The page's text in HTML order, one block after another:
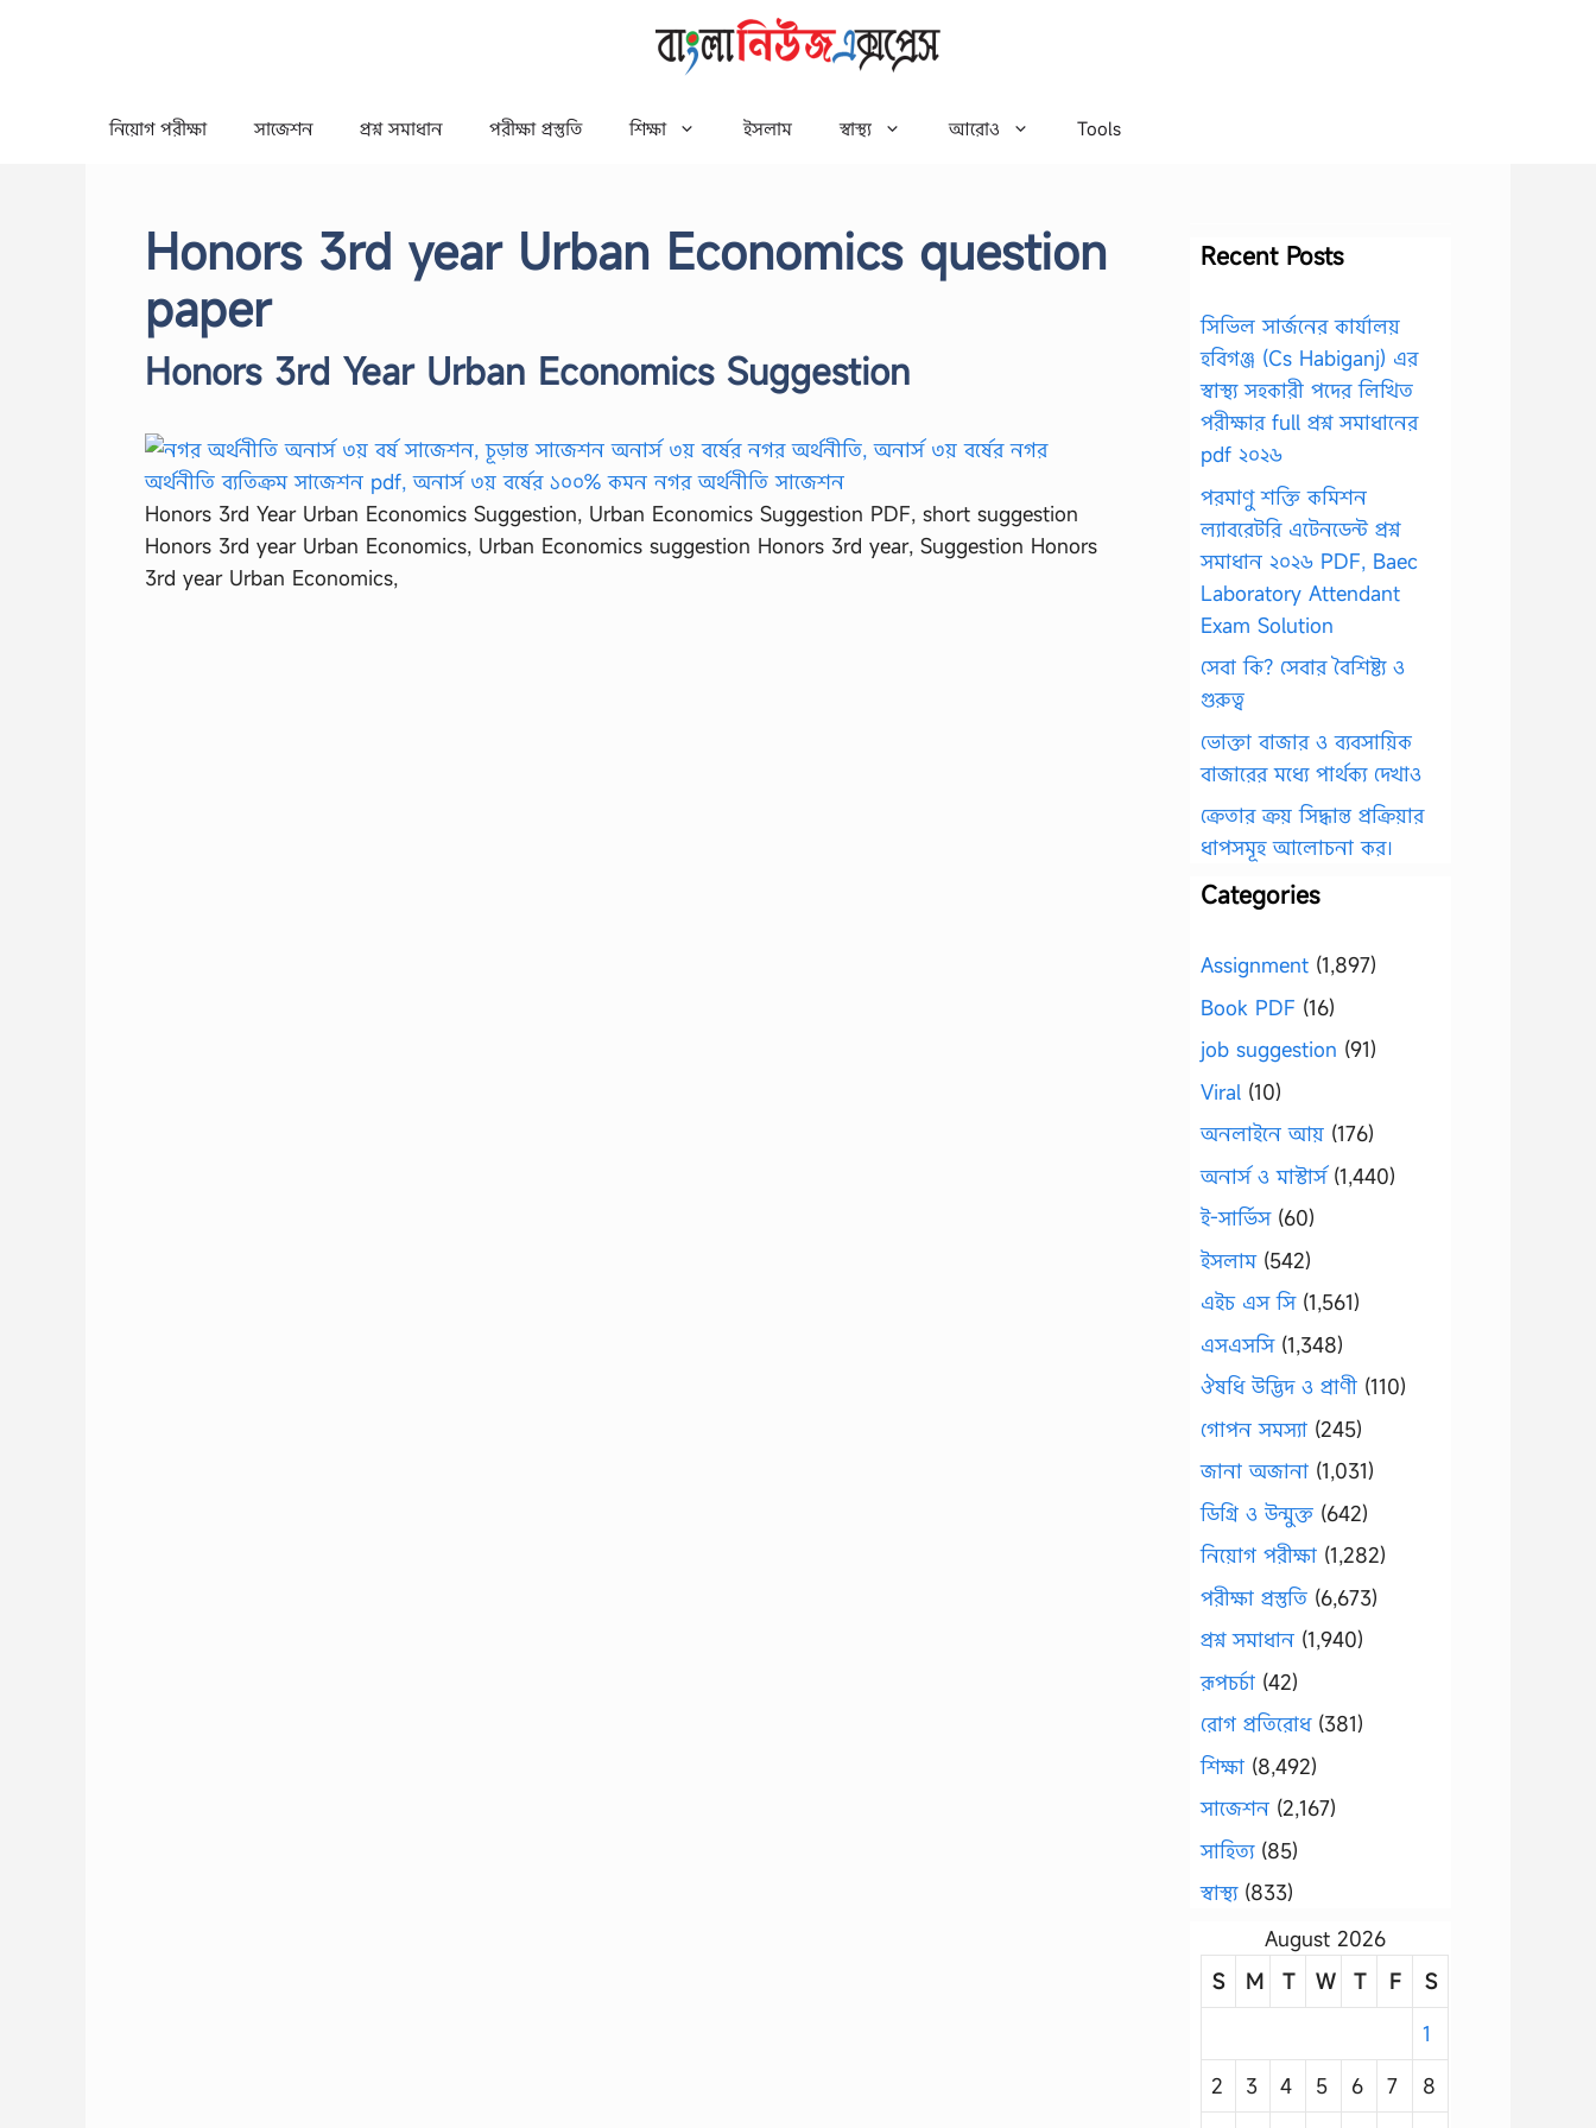
নিয়োগ পরীক্ষা সাজেশন প্রশ্ন সমাধান পরীক্ষা প্রস্তুতি শিক্ষা ইসলাম স্বাস্থ্য আরোও Tools
Honors 3rd year Urban Economics question
paper
Honors 3rd Year Urban Economics Suggestion
Honors 3rd Year Urban Economics Suggestion, Urban Economics Suggestion PDF, short suggestion
Honors 3rd year Urban Economics, Urban Economics suggestion Honors 3rd year, Suggestion Honors
3rd year Urban Economics,
Recent Posts
সিভিল সার্জনের কার্যালয়
হবিগঞ্জ (Cs Habiganj) এর
স্বাস্থ্য সহকারী পদের লিখিত
পরীক্ষার full প্রশ্ন সমাধানের
pdf ২০২৬
পরমাণু শক্তি কমিশন
ল্যাবরেটরি এটেনডেন্ট প্রশ্ন
সমাধান ২০২৬ PDF, Baec
Laboratory Attendant
Exam Solution
সেবা কি? সেবার বৈশিষ্ট্য ও
গুরুত্ব
ভোক্তা বাজার ও ব্যবসায়িক
বাজারের মধ্যে পার্থক্য দেখাও
ক্রেতার ক্রয় সিদ্ধান্ত প্রক্রিয়ার
ধাপসমূহ আলোচনা কর।
Categories
Assignment (1,897)
Book PDF (16)
job suggestion (91)
Viral (10)
অনলাইনে আয় (176)
অনার্স ও মাস্টার্স(1,440)
ই-সার্ভিস(60)
ইসলাম(542)
এইচ এস সি(1,561)
এসএসসি(1,348)
ঔষধি উদ্ভিদ ও প্রাণী (110)
গোপন সমস্যা (245)
জানা অজানা (1,031)
ডিগ্রি ও উন্মুক্ত (642)
নিয়োগ পরীক্ষা (1,282)
পরীক্ষা প্রস্তুতি (6,673)
প্রশ্ন সমাধান (1,940)
রূপচর্চা (42)
রোগ প্রতিরোধ(381)
শিক্ষা (8,492)
সাজেশন (2,167)
সাহিত্য(85)
স্বাস্থ্য(833)
August 2026
S
M T W T F
S
1
2
3 4 5 6 7
8